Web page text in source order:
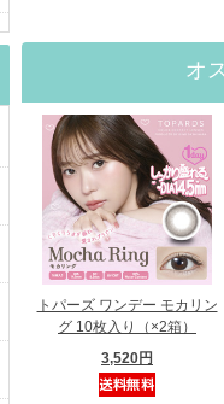
オ
トパーズ ワンデー モカリン
グ 10枚入り（×2箱）
3,520円